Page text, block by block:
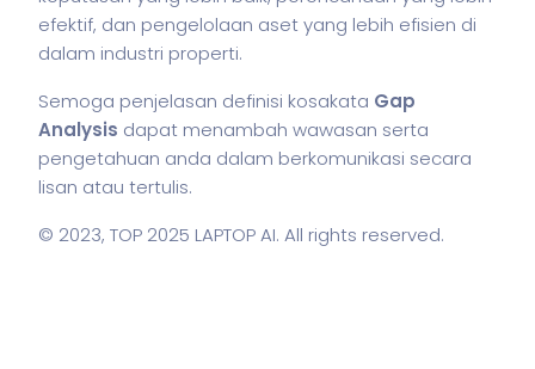
efektif, dan pengelolaan aset yang lebih efisien di
dalam industri properti.
Semoga penjelasan definisi kosakata Gap
Analysis dapat menambah wawasan serta
pengetahuan anda dalam berkomunikasi secara
lisan atau tertulis.
© 2023, TOP 2025 LAPTOP AI. All rights reserved.